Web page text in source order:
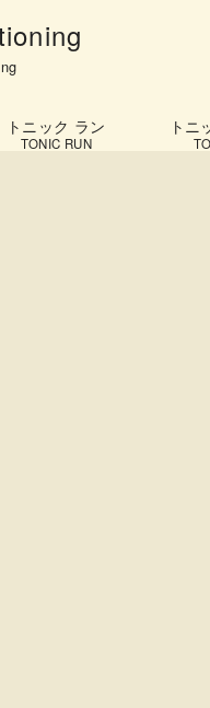
トニック ラン
TONIC RUN
トニ